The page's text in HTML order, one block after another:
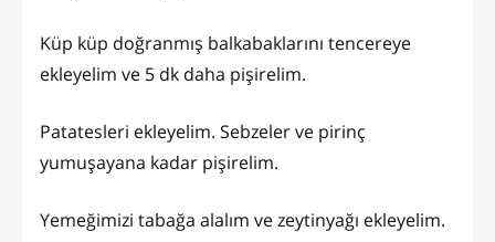
Küp küp doğranmış balkabaklarını tencereye
ekleyelim ve 5 dk daha pişirelim.
Patatesleri ekleyelim. Sebzeler ve pirinç
yumuşayana kadar pişirelim.
Yemeğimizi tabağa alalım ve zeytinyağı ekleyelim.